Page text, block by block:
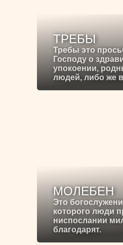
ТРЕБЫ
Требы это
Господу о
упокоении,
людей, либо же
МОЛЕБЕН
Это
которого люди
ниспослании
благодарят.